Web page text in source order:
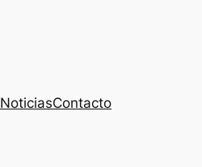
NoticiasContacto